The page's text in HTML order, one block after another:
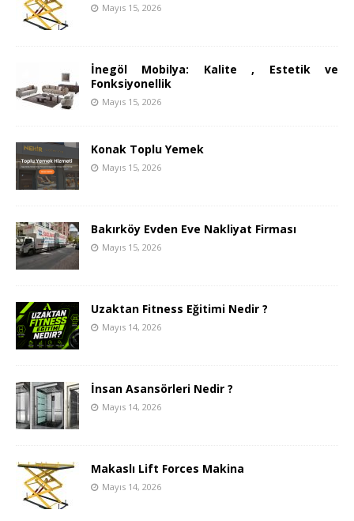
Mayıs 15, 2026
İnegöl Mobilya: Kalite , Estetik ve
Fonksiyonellik
Mayıs 15, 2026
Konak Toplu Yemek
Mayıs 15, 2026
Bakırköy Evden Eve Nakliyat Firması
Mayıs 15, 2026
Uzaktan Fitness Eğitimi Nedir ?
Mayıs 14, 2026
İnsan Asansörleri Nedir ?
Mayıs 14, 2026
Makaslı Lift Forces Makina
Mayıs 14, 2026